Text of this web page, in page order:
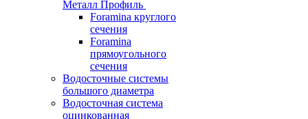
Металл Профиль
Foramina круглого
сечения
Foramina
прямоугольного
сечения
Водосточные системы
большого диаметра
Водосточная система
оцинкованная